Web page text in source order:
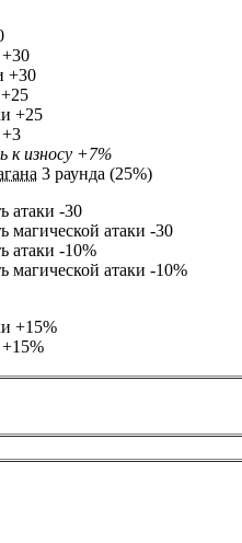
+30
+30
+25
+25
+3
к износу +7%
3 раунда (25%)
атаки -30
магической атаки -30
атаки -10%
магической атаки -10%
+15%
+15%